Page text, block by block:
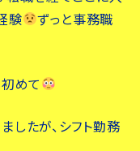
験
ずっと事務職
めて
したが、シフト勤務